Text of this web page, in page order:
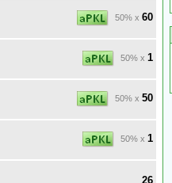
50% x 60
50% x 1
50% x 50
50% x 1
26